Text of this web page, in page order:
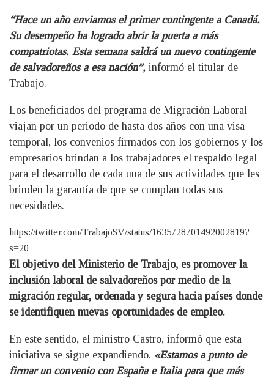
“Hace un año enviamos el primer contingente a Canadá.
Su desempeño ha logrado abrir la puerta a más
compatriotas. Esta semana saldrá un nuevo contingente
de salvadoreños a esa nación”, informó el titular de
Trabajo.
Los beneficiados del programa de Migración Laboral
viajan por un periodo de hasta dos años con una visa
temporal, los convenios firmados con los gobiernos y los
empresarios brindan a los trabajadores el respaldo legal
para el desarrollo de cada una de sus actividades que les
brinden la garantía de que se cumplan todas sus
necesidades.
https://twitter.com/TrabajoSV/status/1635728701492002819?
s=20
El objetivo del Ministerio de Trabajo, es promover la
inclusión laboral de salvadoreños por medio de la
migración regular, ordenada y segura hacia países donde
se identifiquen nuevas oportunidades de empleo.
En este sentido, el ministro Castro, informó que esta
iniciativa se sigue expandiendo. «Estamos a punto de
firmar un convenio con España e Italia para que más